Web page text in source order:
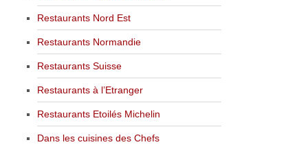
Restaurants Nord Est
Restaurants Normandie
Restaurants Suisse
Restaurants à l’Etranger
Restaurants Etoilés Michelin
Dans les cuisines des Chefs